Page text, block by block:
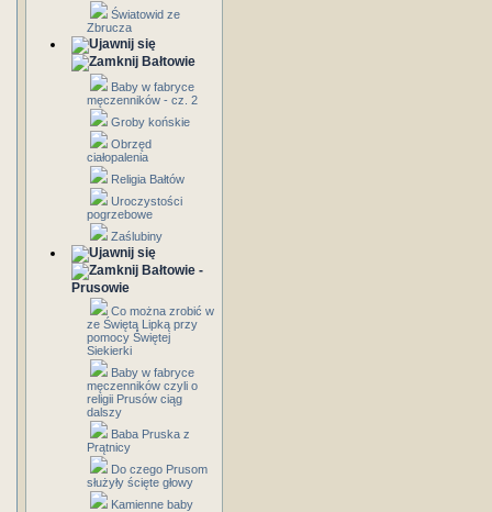
Światowid ze
Zbrucza
Bałtowie
Baby w fabryce
męczenników - cz. 2
Groby końskie
Obrzęd
ciałopalenia
Religia Bałtów
Uroczystości
pogrzebowe
Zaślubiny
Bałtowie -
Prusowie
Co można zrobić w
ze Świętą Lipką przy
pomocy Świętej
Siekierki
Baby w fabryce
męczenników czyli o
religii Prusów ciąg
dalszy
Baba Pruska z
Prątnicy
Do czego Prusom
służyły ścięte głowy
Kamienne baby